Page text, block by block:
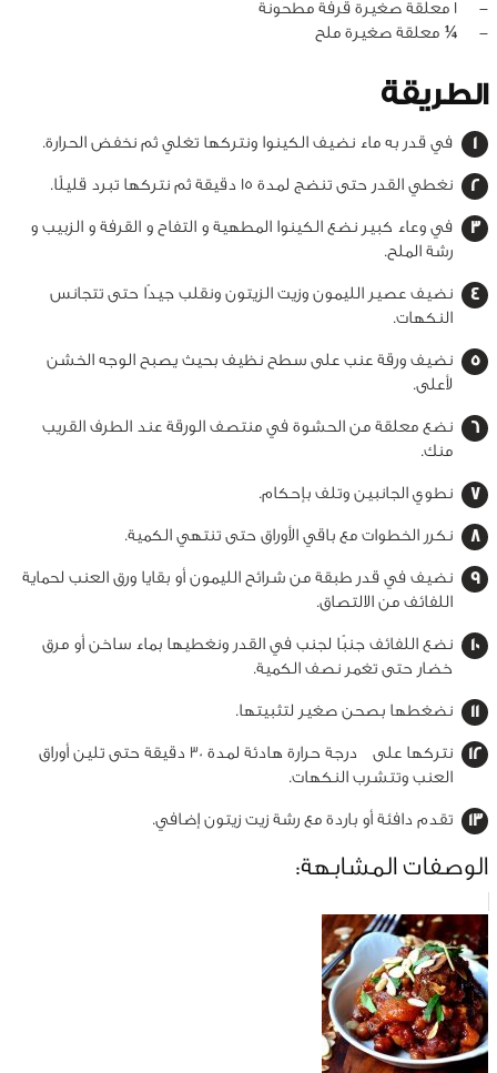
‏-
1 معلقة صغيرة قرفة مطحونة
‏-
¼ معلقة صغيرة ملح
الطريقة
في قدر به ماء نضيف الكينوا ونتركها تغلي ثم نخفض الحرارة.
نغطي القدر حتى تنضج لمدة 15 دقيقة ثم نتركها تبرد قليلًا.
في وعاء كبير نضع الكينوا المطهية و التفاح و القرفة و الزبيب و
رشة الملح.
نضيف عصير الليمون وزيت الزيتون ونقلب جيدًا حتى تتجانس
النكهات.
نضيف ورقة عنب على سطح نظيف بحيث يصبح الوجه الخشن
لأعلى.
نضع معلقة من الحشوة في منتصف الورقة عند الطرف القريب
منك.
نطوي الجانبين وتلف بإحكام.
نكرر الخطوات مع باقي الأوراق حتى تنتهي الكمية.
نضيف في قدر طبقة من شرائح الليمون أو بقايا ورق العنب لحماية
اللفائف من الالتصاق.
نضع اللفائف جنبًا لجنب في القدر ونغطيها بماء ساخن أو مرق
خضار حتى تغمر نصف الكمية.
نضغطها بصحن صغير لتثبيتها.
نتركها على درجة حرارة هادئة لمدة 30 دقيقة حتى تلين أوراق
العنب وتتشرب النكهات.
تقدم دافئة أو باردة مع رشة زيت زيتون إضافي.
الوصفات المشابهة: